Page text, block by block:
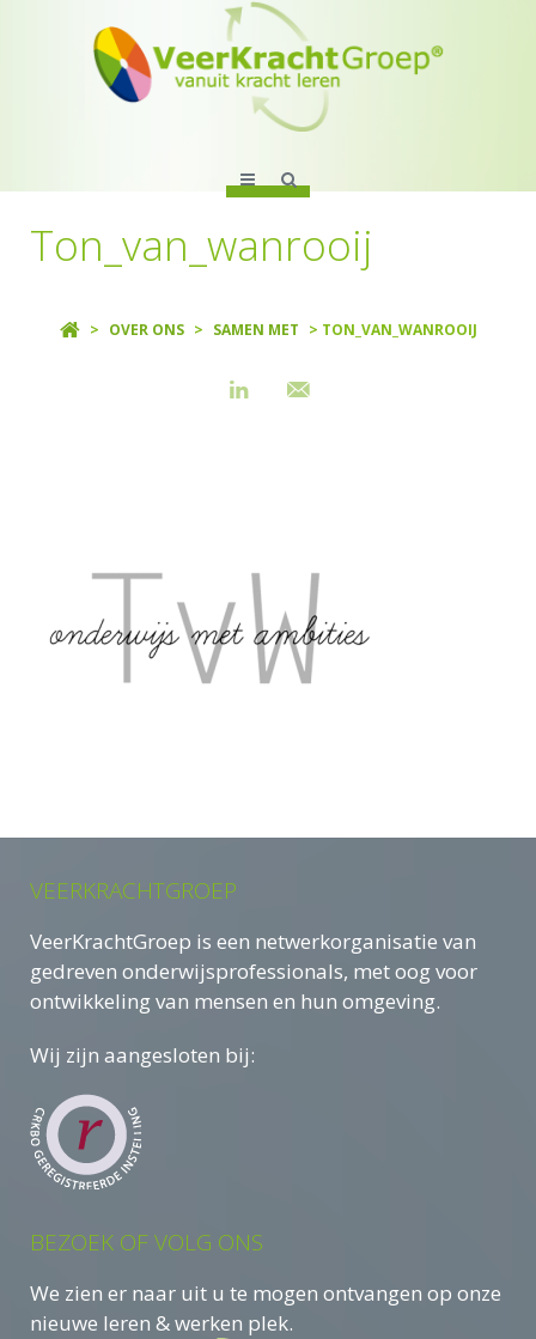
Ton_van_wanrooij
> OVER ONS > SAMEN MET > TON_VAN_WANROOIJ
VEERKRACHTGROEP
VeerKrachtGroep is een netwerkorganisatie van
gedreven onderwijsprofessionals, met oog voor
ontwikkeling van mensen en hun omgeving.
Wij zijn aangesloten bij:
BEZOEK OF VOLG ONS
We zien er naar uit u te mogen ontvangen op onze
nieuwe leren & werken plek.